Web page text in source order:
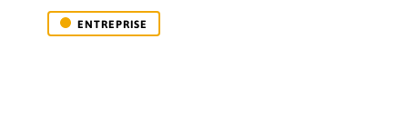
ENTREPRISE